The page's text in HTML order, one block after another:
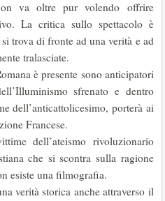
va oltre pur volendo offrire
La critica sullo spettacolo è
trova di fronte ad una verità e ad
tralasciate.
è presente sono anticipatori
sfrenato e dentro
dell’anticattolicesimo, porterà ai
Francese.
dell’ateismo rivoluzionario
che si scontra sulla ragione
esiste una filmografia.
verità storica anche attraverso il